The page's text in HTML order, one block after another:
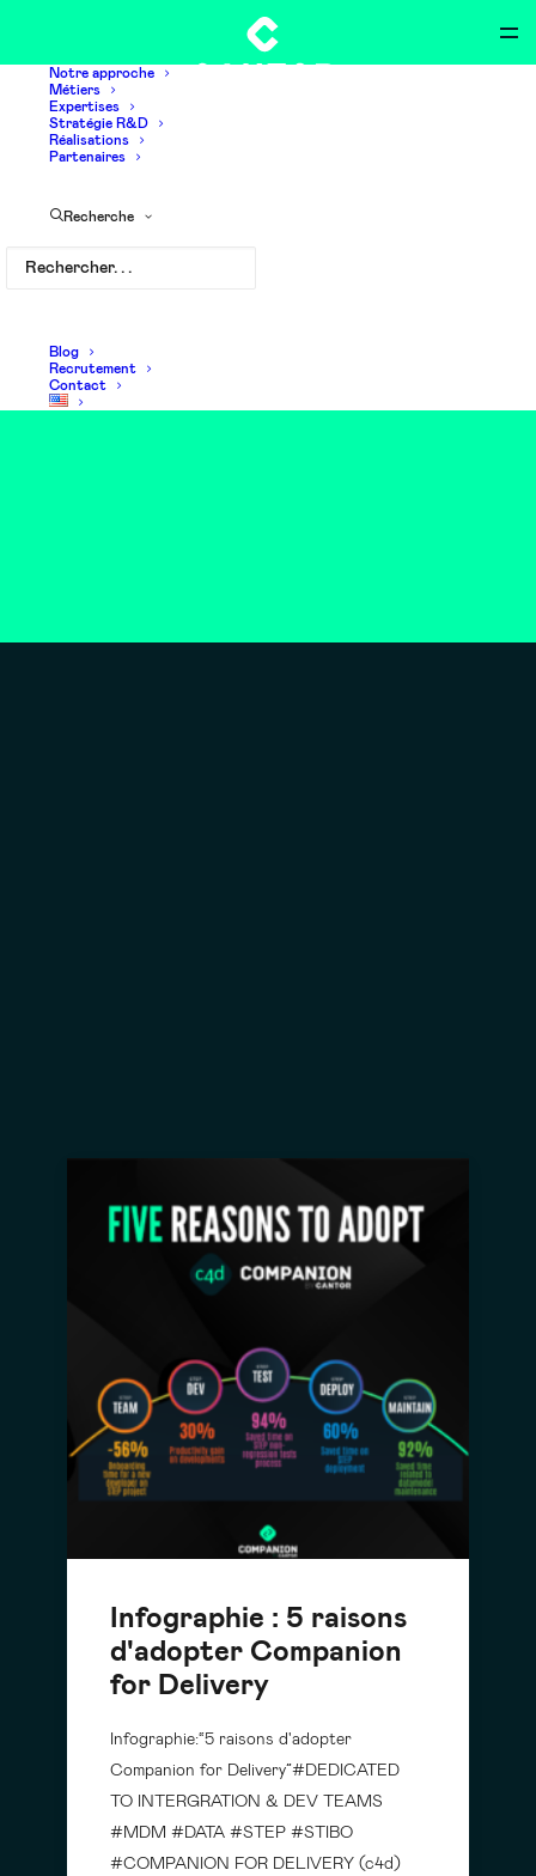
Notre approche
Métiers
Expertises
Stratégie R&D
Réalisations
Partenaires
Recherche
Blog
Recrutement
Contact
Infographie : 5 raisons
d'adopter Companion
for Delivery
Infographie:“5 raisons d'adopter
Companion for Delivery”#DEDICATED
TO INTERGRATION & DEV TEAMS
#MDM #DATA #STEP #STIBO
#COMPANION FOR DELIVERY (c4d)